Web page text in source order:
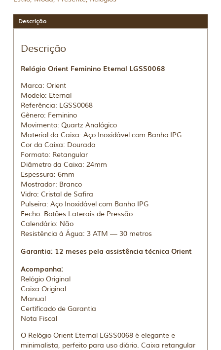
Descrição
Descrição
Relógio Orient Feminino Eternal LGSS0068
Marca: Orient
Modelo: Eternal
Referência: LGSS0068
Gênero: Feminino
Movimento: Quartz Analógico
Material da Caixa: Aço Inoxidável com Banho IPG
Cor da Caixa: Dourado
Formato: Retangular
Diâmetro da Caixa: 24mm
Espessura: 6mm
Mostrador: Branco
Vidro: Cristal de Safira
Pulseira: Aço Inoxidável com Banho IPG
Fecho: Botões Laterais de Pressão
Calendário: Não
Resistência à Água: 3 ATM — 30 metros
Garantia: 12 meses pela assistência técnica Orient
Acompanha:
Relógio Original
Caixa Original
Manual
Certificado de Garantia
Nota Fiscal
O Relógio Orient Eternal LGSS0068 é elegante e
minimalista, perfeito para uso diário. Caixa retangular